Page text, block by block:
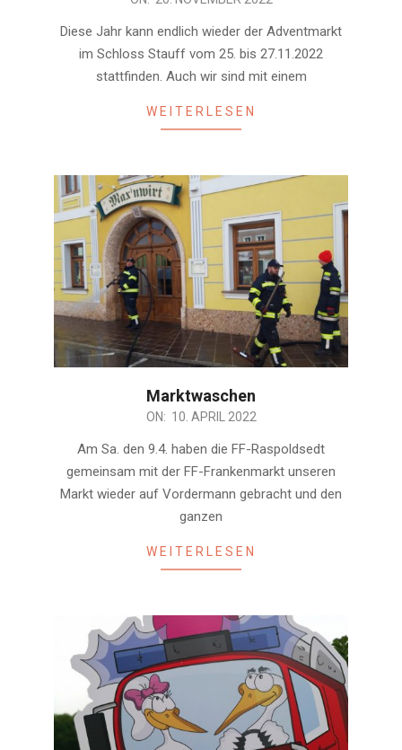
Diese Jahr kann endlich wieder der Adventmarkt
im Schloss Stauff vom 25. bis 27.11.2022
stattfinden. Auch wir sind mit einem
WEITERLESEN
Marktwaschen
ON: 10. APRIL 2022
Am Sa. den 9.4. haben die FF-Raspoldsedt
gemeinsam mit der FF-Frankenmarkt unseren
Markt wieder auf Vordermann gebracht und den
ganzen
WEITERLESEN